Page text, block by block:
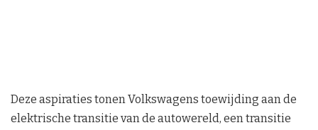
Deze aspiraties tonen Volkswagens toewijding aan de
elektrische transitie van de autowereld, een transitie